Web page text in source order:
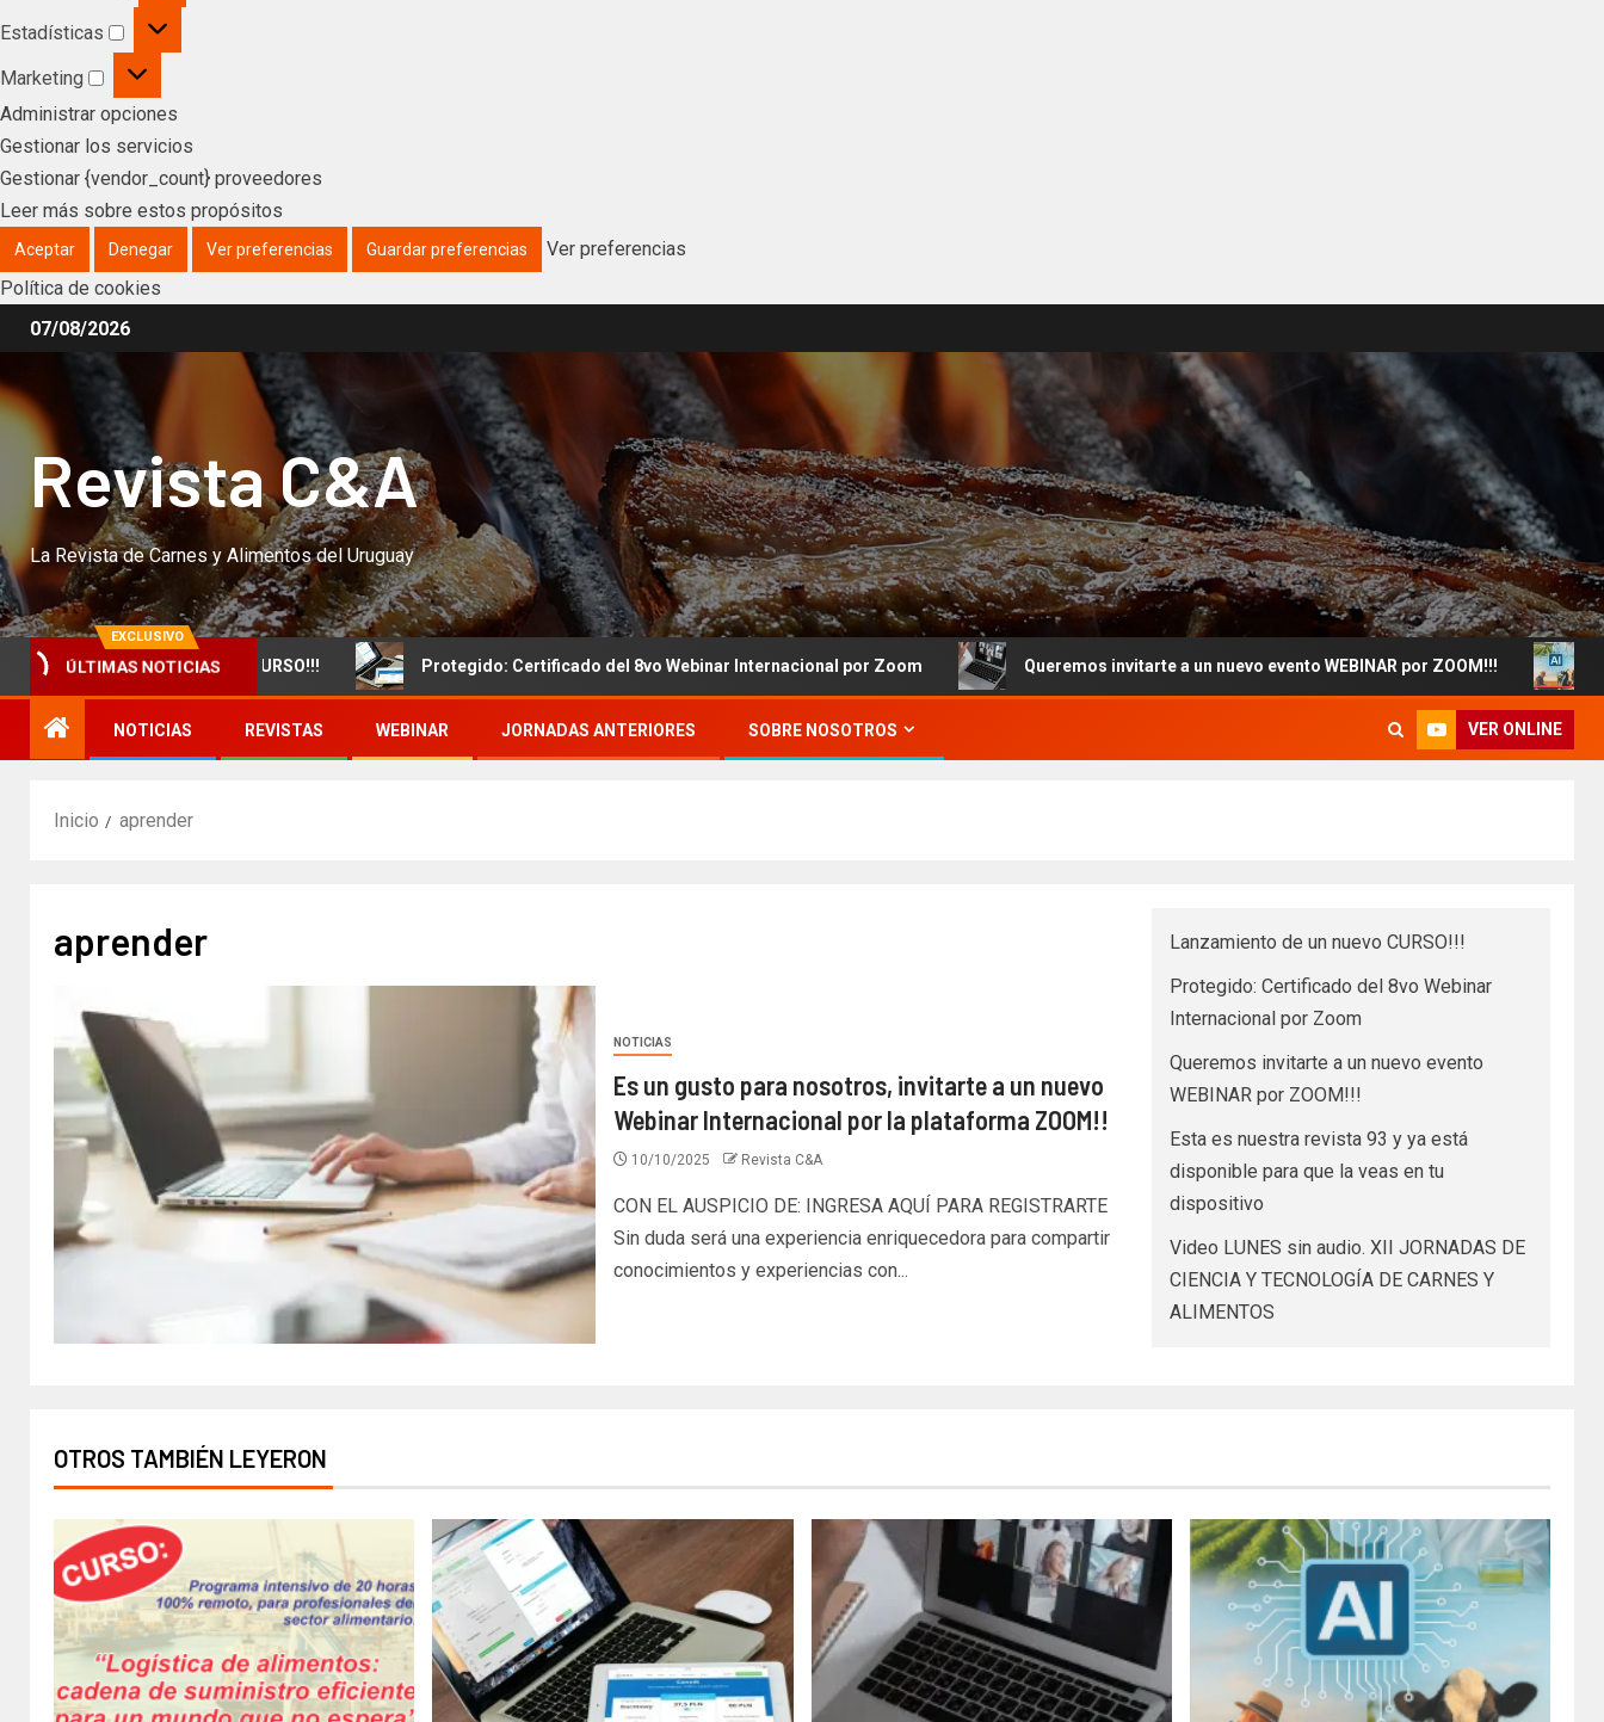
Estadísticas
Marketing
Administrar opciones
Gestionar los servicios
Gestionar {vendor_count} proveedores
Leer más sobre estos propósitos
Aceptar Denegar Ver preferencias Guardar preferencias
Ver preferencias
Política de cookies
07/08/2026
Revista C&A
La Revista de Carnes y Alimentos del Uruguay
EXCLUSIVO
ÚLTIMAS NOTICIAS
de un nuevo CURSO!!! Protegido: Certificado del 8vo Webinar Internacional por Zoom Queremos invitarte a un nuevo evento WEBINAR por ZOOM!!! Esta es
NOTICIAS REVISTAS WEBINAR JORNADAS ANTERIORES SOBRE NOSOTROS VER ONLINE
Inicio aprender
aprender
NOTICIAS
Es un gusto para nosotros, invitarte a un nuevo
Webinar Internacional por la plataforma ZOOM!!
10/10/2025 Revista C&A
CON EL AUSPICIO DE: INGRESA AQUÍ PARA REGISTRARTE
Sin duda será una experiencia enriquecedora para compartir
conocimientos y experiencias con...
Lanzamiento de un nuevo CURSO!!!
Protegido: Certificado del 8vo Webinar
Internacional por Zoom
Queremos invitarte a un nuevo evento
WEBINAR por ZOOM!!!
Esta es nuestra revista 93 y ya está
disponible para que la veas en tu
dispositivo
Video LUNES sin audio. XII JORNADAS DE
CIENCIA Y TECNOLOGÍA DE CARNES Y
ALIMENTOS
OTROS TAMBIÉN LEYERON